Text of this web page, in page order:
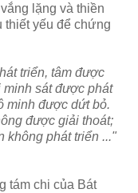
lặng và thiền
thiết yếu để chứng
triển, tâm được
minh sát được phát
minh được dứt bỏ.
được giải thoát;
không phát triển ..."
tám chi của Bát